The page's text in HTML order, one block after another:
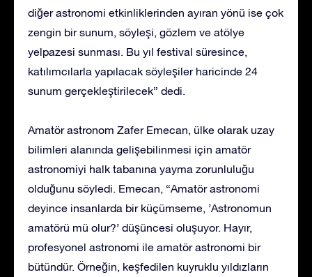
diğer astronomi etkinliklerinden ayıran yönü ise çok
zengin bir sunum, söyleşi, gözlem ve atölye
yelpazesi sunması. Bu yıl festival süresince,
katılımcılarla yapılacak söyleşiler haricinde 24
sunum gerçekleştirilecek” dedi.
Amatör astronom Zafer Emecan, ülke olarak uzay
bilimleri alanında gelişebilinmesi için amatör
astronomiyi halk tabanına yayma zorunluluğu
olduğunu söyledi. Emecan, “Amatör astronomi
deyince insanlarda bir küçümseme, ’Astronomun
amatörü mü olur?’ düşüncesi oluşuyor. Hayır,
profesyonel astronomi ile amatör astronomi bir
bütündür. Örneğin, keşfedilen kuyruklu yıldızların